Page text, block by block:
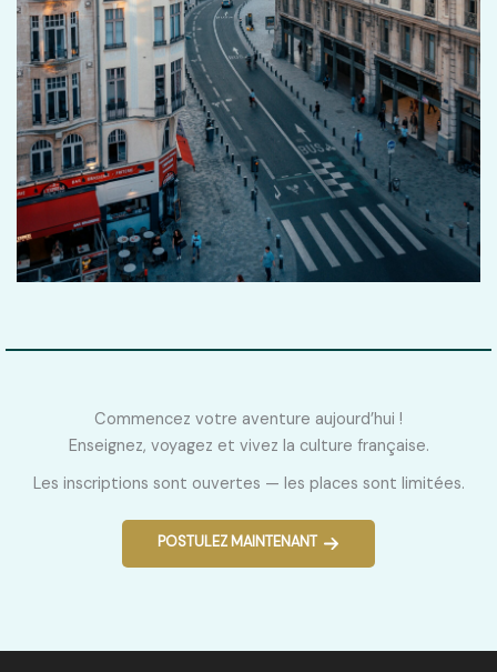
Commencez votre aventure aujourd’hui !
Enseignez, voyagez et vivez la culture française.
Les inscriptions sont ouvertes — les places sont limitées.
POSTULEZ MAINTENANT